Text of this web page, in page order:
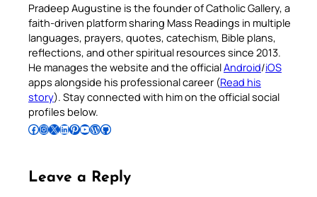
Pradeep Augustine is the founder of Catholic Gallery, a
faith-driven platform sharing Mass Readings in multiple
languages, prayers, quotes, catechism, Bible plans,
reflections, and other spiritual resources since 2013.
He manages the website and the officialAndroid/iOS
apps alongside his professional career (Read his
story). Stay connected with him on the official social
profiles below.
Follow Pradeep on Facebook Follow Pradeep on InstagramFollow Pradeep on X Follow Pradeep on LinkedIn Follow Pradeep on Pinterest Subscribe to Pradeep’s Youtube Channel Follow Pradeep on WordPress Follow Pradeep on GitHub
Leave a Reply